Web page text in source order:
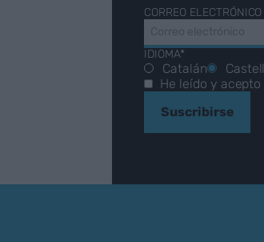
CORREO ELECTRÓNICO
IDIOMA*
Catalán
He leído y
Suscribirse